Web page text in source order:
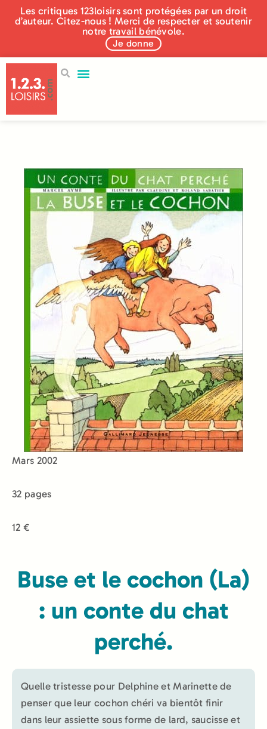
Les critiques 123loisirs sont protégées par un droit
d’auteur. Citez-nous ! Merci de respecter et soutenir
notre travail bénévole.
Je donne
Mars 2002
32 pages
12 €
Buse et le cochon (La)
: un conte du chat
perché.
Quelle tristesse pour Delphine et Marinette de
penser que leur cochon chéri va bientôt finir
dans leur assiette sous forme de lard, saucisse et